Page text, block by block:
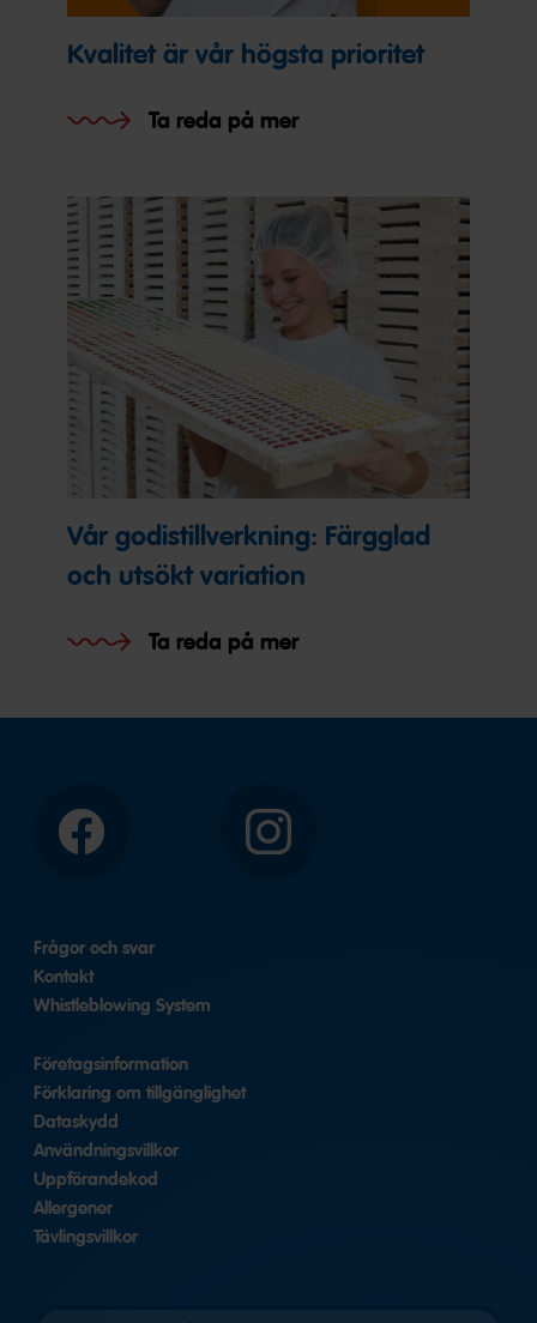
Kvalitet är vår högsta prioritet
Ta reda på mer
Vår godistillverkning: Färgglad
och utsökt variation
Ta reda på mer
Facebook Instagram
Frågor och svar
Kontakt
Whistleblowing System
Företagsinformation
Förklaring om tillgänglighet
Dataskydd
Användningsvillkor
Uppförandekod
Allergener
Tävlingsvillkor